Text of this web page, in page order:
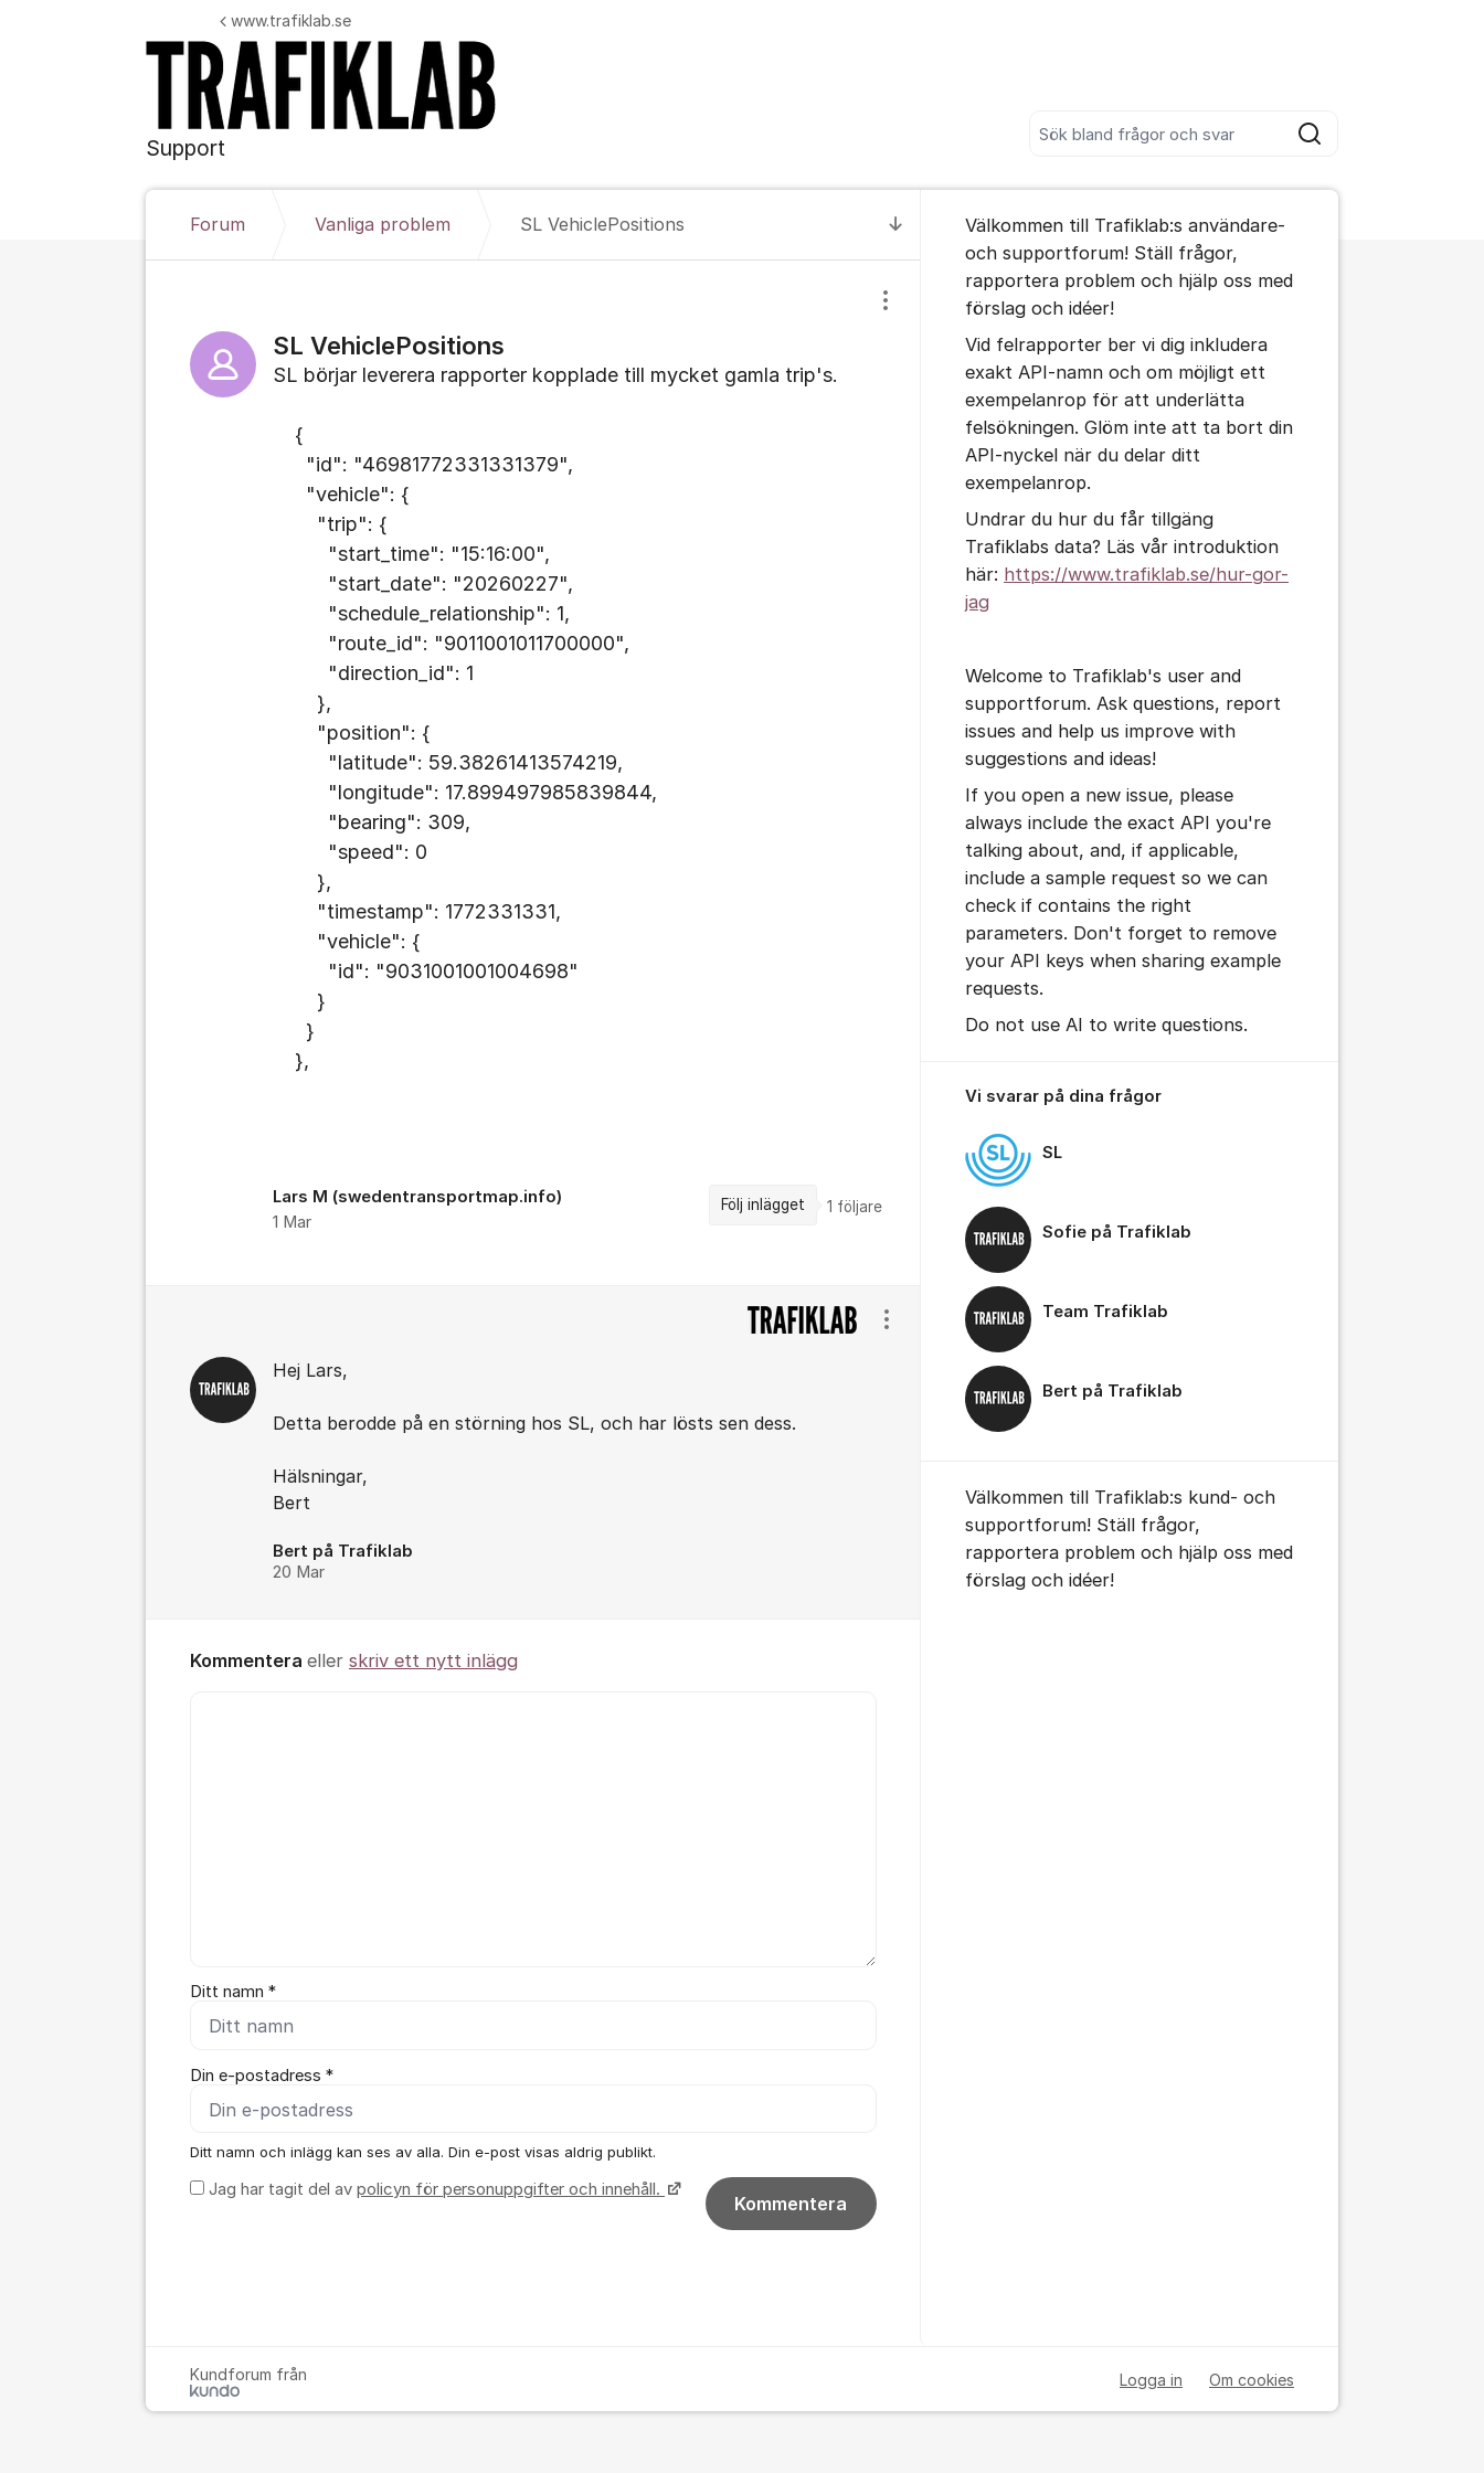
Support
Sök
www.trafiklab.se
Till senaste kommentaren
Forum Vanliga problem SL VehiclePositions
SL VehiclePositions
Visa/dölj inställningar för inlägg/kommentar
SL börjar leverera rapporter kopplade till mycket gamla trip's.
{
"id": "46981772331331379",
"vehicle": {
"trip": {
"start_time": "15:16:00",
"start_date": "20260227",
"schedule_relationship": 1,
"route_id": "9011001011700000",
"direction_id": 1
},
"position": {
"latitude": 59.38261413574219,
"longitude": 17.899497985839844,
"bearing": 309,
"speed": 0
},
"timestamp": 1772331331,
"vehicle": {
"id": "9031001001004698"
}
}
},
Lars M (swedentransportmap.info)
1 Mar
Följ inlägget 1 följare
Hej Lars,
Detta berodde på en störning hos SL, och har lösts sen dess.
Hälsningar,
Bert
Bert på Trafiklab
20 Mar
Visa/dölj inställningar för inlägg/kommentar
Kommentera eller skriv ett nytt inlägg
Ditt namn *
Din e-postadress *
Ditt namn och inlägg kan ses av alla. Din e-post visas aldrig publikt.
Jag har tagit del av policyn för personuppgifter och innehåll.
Kommentera
Välkommen till Trafiklab:s användare-
och supportforum! Ställ frågor,
rapportera problem och hjälp oss med
förslag och idéer!
Vid felrapporter ber vi dig inkludera
exakt API-namn och om möjligt ett
exempelanrop för att underlätta
felsökningen. Glöm inte att ta bort din
API-nyckel när du delar ditt
exempelanrop.
Undrar du hur du får tillgäng
Trafiklabs data? Läs vår introduktion
här: https://www.trafiklab.se/hur-gor-
jag
Welcome to Trafiklab's user and
supportforum. Ask questions, report
issues and help us improve with
suggestions and ideas!
If you open a new issue, please
always include the exact API you're
talking about, and, if applicable,
include a sample request so we can
check if contains the right
parameters. Don't forget to remove
your API keys when sharing example
requests.
Do not use AI to write questions.
Vi svarar på dina frågor
SL
Sofie på Trafiklab
Team Trafiklab
Bert på Trafiklab
Välkommen till Trafiklab:s kund- och
supportforum! Ställ frågor,
rapportera problem och hjälp oss med
förslag och idéer!
Kundforum från Logga in Om cookies